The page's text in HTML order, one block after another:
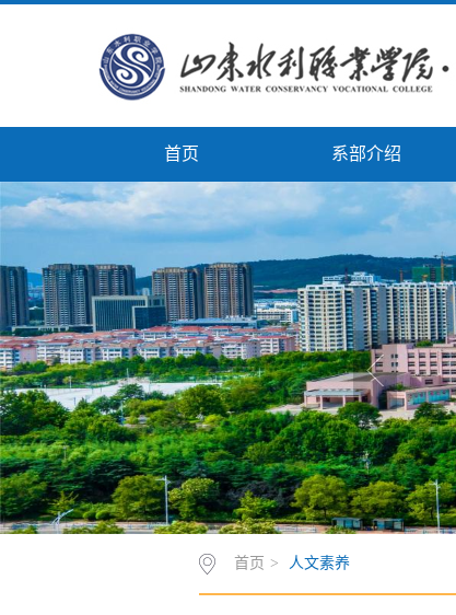
首页 系部介绍
首页 > 人文素养